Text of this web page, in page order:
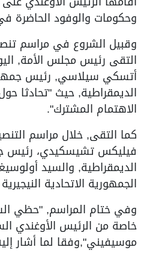
وحكومات والوفود الحاضرة
وقبيل الشروع في مراسم
التقى رئيس مجلس الأمة,
أتسكي سيلاسي, رئيس
الديمقراطية, حيث "تحادثا
الاهتمام المشترك".
كما التقى, خلال مراسم
فيليكس تشيسكيدي، رئيس
الديمقراطية, والسيد
الجمهورية الاتحادية
وفي ختام المراسم, "حظي
خاصة من الرئيس الأوغندي
موسيفيني",وفقا لما أشار